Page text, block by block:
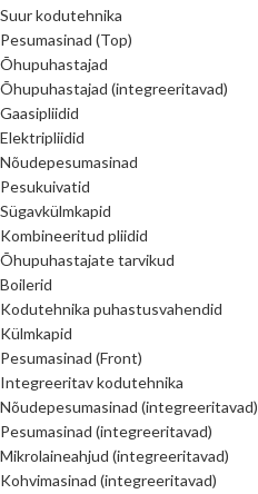
Suur kodutehnika
Pesumasinad (Top)
Õhupuhastajad
Õhupuhastajad (integreeritavad)
Gaasipliidid
Elektripliidid
Nõudepesumasinad
Pesukuivatid
Sügavkülmkapid
Kombineeritud pliidid
Õhupuhastajate tarvikud
Boilerid
Kodutehnika puhastusvahendid
Külmkapid
Pesumasinad (Front)
Integreeritav kodutehnika
Nõudepesumasinad (integreeritavad)
Pesumasinad (integreeritavad)
Mikrolaineahjud (integreeritavad)
Kohvimasinad (integreeritavad)